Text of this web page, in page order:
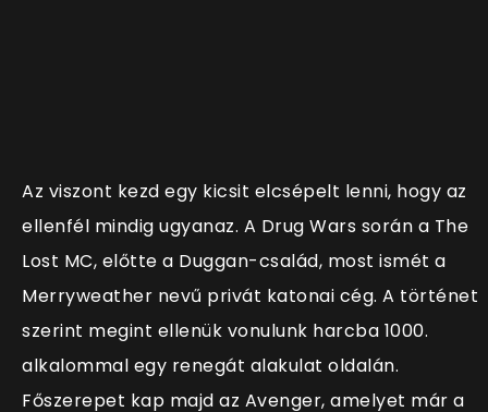
Az viszont kezd egy kicsit elcsépelt lenni, hogy az
ellenfél mindig ugyanaz. A Drug Wars során a The
Lost MC, előtte a Duggan-család, most ismét a
Merryweather nevű privát katonai cég. A történet
szerint megint ellenük vonulunk harcba 1000.
alkalommal egy renegát alakulat oldalán.
Főszerepet kap majd az Avenger, amelyet már a